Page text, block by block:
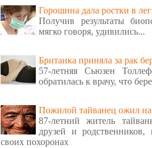
Горошина дала ростки в
Получив результаты
мягко говоря, удивились...
Британка приняла за рак
57-летняя Сьюзен
обратилась к врачу, что
Пожилой тайванец ожил
87-летний житель
друзей и
своих похоронах